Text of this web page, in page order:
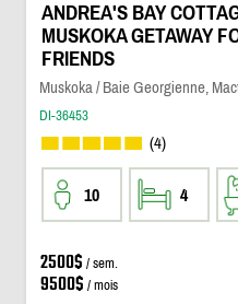
ANDREA'S BAY
MUSKOKA GETAWAY
FRIENDS
Muskoka / Baie Georgienne,
DI-36453
(4)
10 4
2500$ / sem.
9500$ / mois